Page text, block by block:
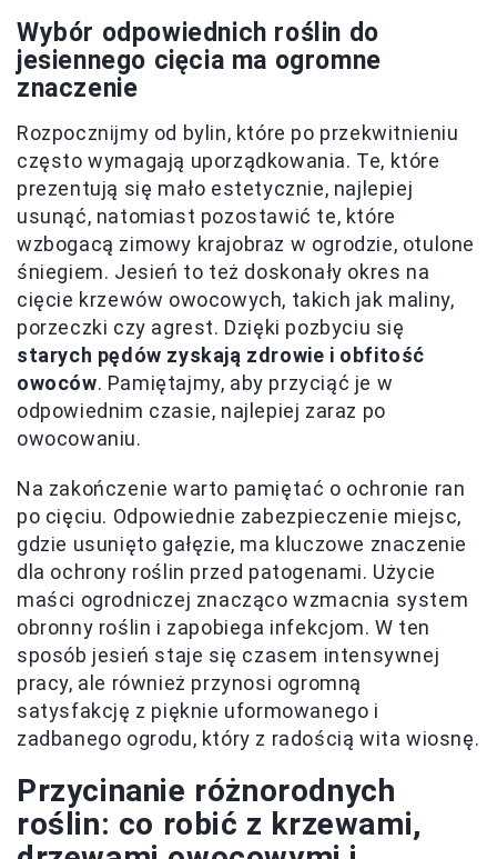
Wybór odpowiednich roślin do
jesiennego cięcia ma ogromne
znaczenie
Rozpocznijmy od bylin, które po przekwitnieniu
często wymagają uporządkowania. Te, które
prezentują się mało estetycznie, najlepiej
usunąć, natomiast pozostawić te, które
wzbogacą zimowy krajobraz w ogrodzie, otulone
śniegiem. Jesień to też doskonały okres na
cięcie krzewów owocowych, takich jak maliny,
porzeczki czy agrest. Dzięki pozbyciu się
starych pędów zyskają zdrowie i obfitość
owoców. Pamiętajmy, aby przyciąć je w
odpowiednim czasie, najlepiej zaraz po
owocowaniu.
Na zakończenie warto pamiętać o ochronie ran
po cięciu. Odpowiednie zabezpieczenie miejsc,
gdzie usunięto gałęzie, ma kluczowe znaczenie
dla ochrony roślin przed patogenami. Użycie
maści ogrodniczej znacząco wzmacnia system
obronny roślin i zapobiega infekcjom. W ten
sposób jesień staje się czasem intensywnej
pracy, ale również przynosi ogromną
satysfakcję z pięknie uformowanego i
zadbanego ogrodu, który z radością wita wiosnę.
Przycinanie różnorodnych
roślin: co robić z krzewami,